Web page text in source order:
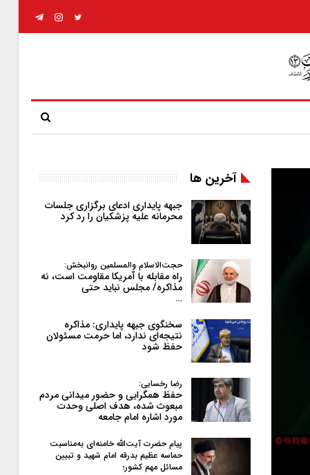
آخرین ها
جبهه پایداری ادعای برگزاری جلسات
محرمانه علیه پزشکیان را رد کرد
حجت‌الاسلام والمسلمین روانبخش:
راه مقابله با آمریکا مقاومت است، نه
مذاکره/ مجلس نباید حتی
…
سخنگوی جبهه پایداری: مذاکره
نتیجه‌ای ندارد، اما حرمت مسئولان
حفظ شود
رضا رخسایی:
حفظ همگرایی و حضور میدانی مردم
مبعوث شده، هدف اصلی وحدت
مورد اشاره امام جامعه
پیام حضرت آیت‌الله خامنه‌ای به‌مناسبت
حماسه عظیم بدرقه امام شهید و تبیین
مسائل مهم کشور؛